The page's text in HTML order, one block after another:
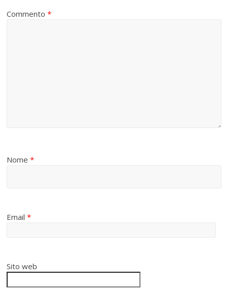
Commento*
Nome*
Email*
Sito web